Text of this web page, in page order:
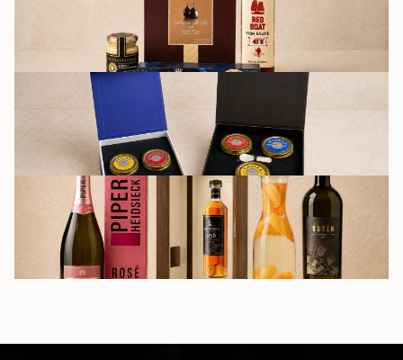
БАКАЛЕЯ
ПОДАРОЧНЫЕ
НАБОРЫ
НАПИТКИ